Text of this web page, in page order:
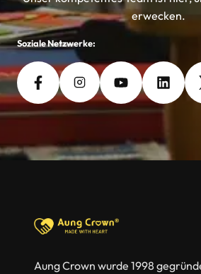
erwecken.
Soziale Netzwerke:
Aung Crown wurde 1998